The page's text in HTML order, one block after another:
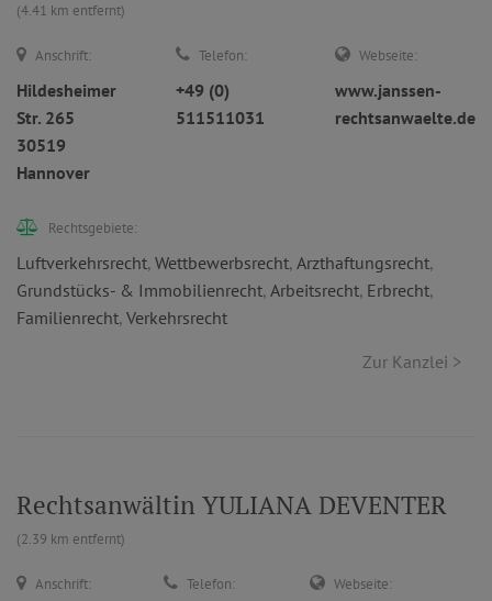
(4.41 km entfernt)
Anschrift:
Hildesheimer
Str. 265
30519
Hannover
Telefon:
+49 (0)
511511031
Webseite:
www.janssen-
rechtsanwaelte.de
Rechtsgebiete:
Luftverkehrsrecht, Wettbewerbsrecht, Arzthaftungsrecht,
Grundstücks- & Immobilienrecht, Arbeitsrecht, Erbrecht,
Familienrecht, Verkehrsrecht
Zur Kanzlei >
Rechtsanwältin YULIANA DEVENTER
(2.39 km entfernt)
Anschrift: Telefon: Webseite: